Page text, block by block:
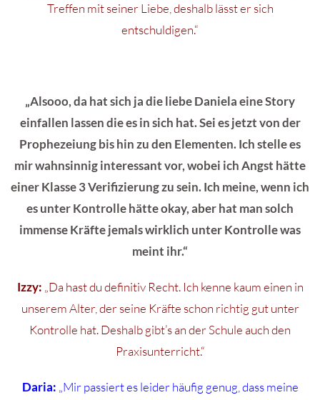
Treffen mit seiner Liebe, deshalb lässt er sich
entschuldigen.“
„Alsooo, da hat sich ja die liebe Daniela eine Story
einfallen lassen die es in sich hat. Sei es jetzt von der
Prophezeiung bis hin zu den Elementen. Ich stelle es
mir wahnsinnig interessant vor, wobei ich Angst hätte
einer Klasse 3 Verifizierung zu sein. Ich meine, wenn ich
es unter Kontrolle hätte okay, aber hat man solch
immense Kräfte jemals wirklich unter Kontrolle was
meint ihr.“
Izzy: „Da hast du definitiv Recht. Ich kenne kaum einen in
unserem Alter, der seine Kräfte schon richtig gut unter
Kontrolle hat. Deshalb gibt’s an der Schule auch den
Praxisunterricht.“
Daria: „Mir passiert es leider häufig genug, dass meine